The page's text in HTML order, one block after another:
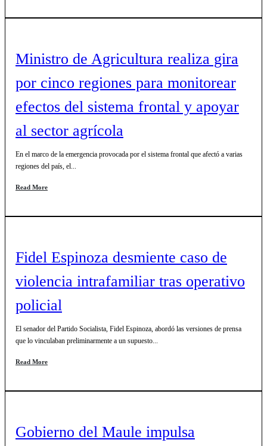
Ministro de Agricultura realiza gira
por cinco regiones para monitorear
efectos del sistema frontal y apoyar
al sector agrícola
En el marco de la emergencia provocada por el sistema frontal que afectó a varias
regiones del país, el...
Read More
Fidel Espinoza desmiente caso de
violencia intrafamiliar tras operativo
policial
El senador del Partido Socialista, Fidel Espinoza, abordó las versiones de prensa
que lo vinculaban preliminarmente a un supuesto...
Read More
Gobierno del Maule impulsa